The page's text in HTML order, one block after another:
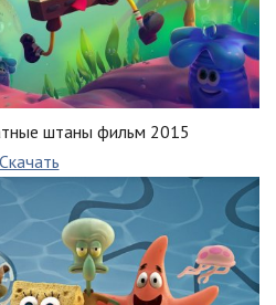
штаны фильм 2015
Скачать